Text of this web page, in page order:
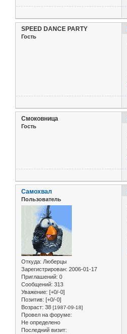
SPEED DANCE PARTY
Гость
Смоковница
Гость
Самохвал
Пользователь
Откуда: Люберцы
Зарегистрирован: 2006-01-17
Приглашений: 0
Сообщений: 313
Уважение: [+0/-0]
Позитив: [+0/-0]
Возраст: 38 [1987-09-18]
Провел на форуме:
Не определено
Последний визит: